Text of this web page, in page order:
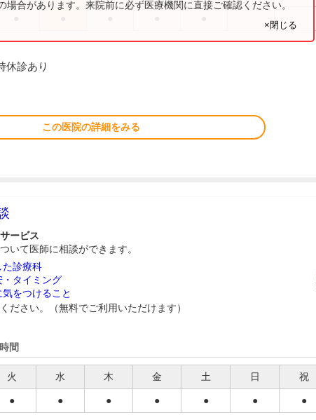
場合があります。来院前に必ず医療機関に直接ご確認ください。
×閉じる
休診あり
この医院の詳細をみる
ービス
いて医師に相談ができます。
た診療科
・タイミング
をつけること
ださい。（無料でご利用いただけます）
間
火 水 木 金 土 日 祝
● ● ● ● ● ● ●